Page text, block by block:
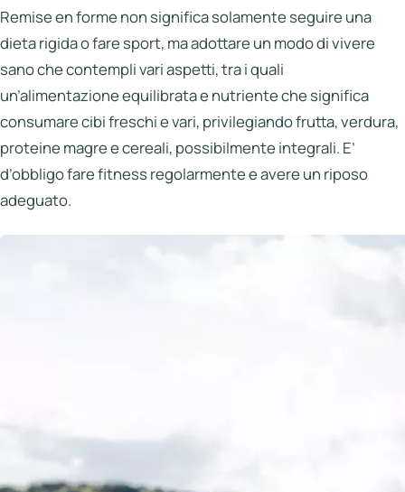
Italia
Northen
Italy
Center
Italy
Souther
Italy
Remise en forme non significa solamente seguire una
dieta rigida o fare sport, ma adottare un modo di vivere
sano che contempli vari aspetti, tra i quali
un’alimentazione equilibrata e nutriente che significa
consumare cibi freschi e vari, privilegiando frutta, verdura,
proteine magre e cereali, possibilmente integrali. E’
d’obbligo fare fitness regolarmente e avere un riposo
adeguato.